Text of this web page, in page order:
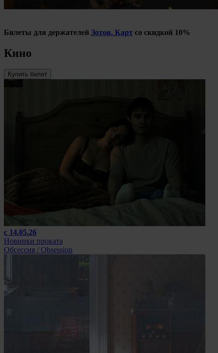
Билеты для держателей Зотов. Карт со скидкой 10%
Кино
Купить билет
с 14.05.26
Новинки проката
Обсессия / Obsession